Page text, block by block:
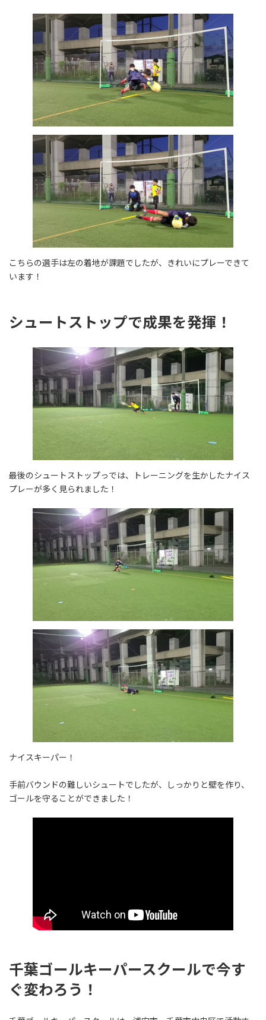
こちらの選手は左の着地が課題でしたが、きれいにプレーできて
います！
シュートストップで成果を発揮！
最後のシュートストップっでは、トレーニングを生かしたナイス
プレーが多く見られました！
ナイスキーパー！
手前バウンドの難しいシュートでしたが、しっかりと壁を作り、
ゴールを守ることができました！
千葉ゴールキーパースクールで今す
ぐ変わろう！